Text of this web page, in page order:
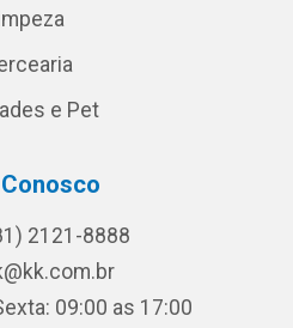
e Pet
2121-8888
09:00 as 17:00